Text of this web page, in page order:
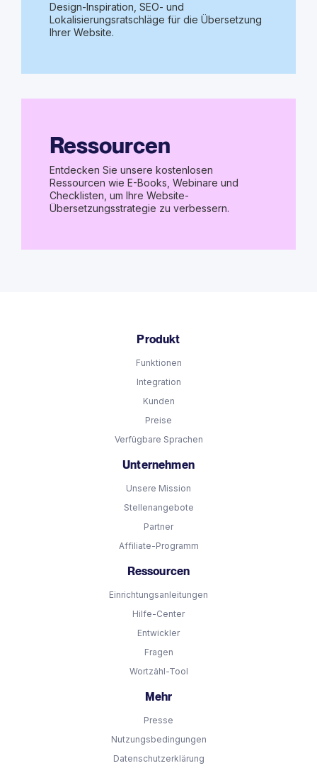
Design-Inspiration, SEO- und
Lokalisierungsratschläge für die Übersetzung
Ihrer Website.
Ressourcen
Entdecken Sie unsere kostenlosen
Ressourcen wie E-Books, Webinare und
Checklisten, um Ihre Website-
Übersetzungsstrategie zu verbessern.
Produkt
Funktionen
Integration
Kunden
Preise
Verfügbare Sprachen
Unternehmen
Unsere Mission
Stellenangebote
Partner
Affiliate-Programm
Ressourcen
Einrichtungsanleitungen
Hilfe-Center
Entwickler
Fragen
Wortzähl-Tool
Mehr
Presse
Nutzungsbedingungen
Datenschutzerklärung